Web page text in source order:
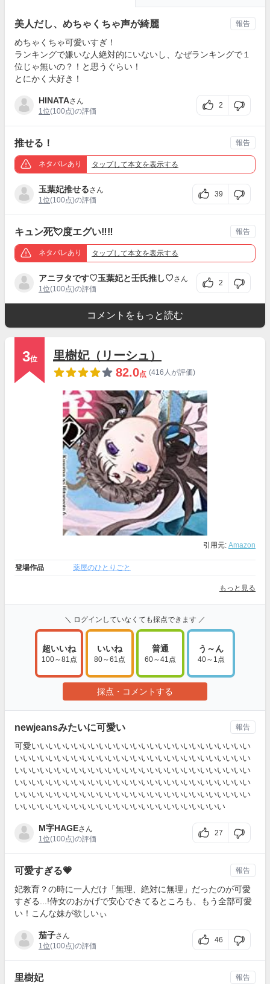
美人だし、めちゃくちゃ声が綺麗
めちゃくちゃ可愛いすぎ！
ランキングで嫌いな人絶対的にいないし、なぜランキングで１
位じゃ無いの？！と思うぐらい！
とにかく大好き！
HINATAさん
1位(100点)の評価
2
報告
推せる！
ネタバレあり タップして本文を表示する
玉葉妃推せるさん
1位(100点)の評価
39
報告
キュン死💘度エグい‼︎‼︎
ネタバレあり タップして本文を表示する
アニヲタです♡玉葉妃と壬氏推し♡さん
1位(100点)の評価
2
報告
コメントをもっと読む
3位
里樹妃（リーシュ）
82.0点 (416人が評価)
引用元: Amazon
登場作品 薬屋のひとりごと
もっと見る
＼ ログインしていなくても採点できます ／
超いいね
100～81点
いいね
80～61点
普通
60～41点
う～ん
40～1点
採点・コメントする
newjeansみたいに可愛い
可愛いいいいいいいいいいいいいいいいいいいいいいいいいい
いいいいいいいいいいいいいいいいいいいいいいいいいいいい
いいいいいいいいいいいいいいいいいいいいいいいいいいいい
いいいいいいいいいいいいいいいいいいいいいいいいいいいい
いいいいいいいいいいいいいいいいいいいいいいいいいいいい
いいいいいいいいいいいいいいいいいいいいいいいいい
M字HAGEさん
1位(100点)の評価
27
報告
可愛すぎる💗
妃教育？の時に一人だけ「無理、絶対に無理」だったのが可愛
すぎる...!侍女のおかげで安心できてるところも、もう全部可愛
い！こんな妹が欲しいぃ
茄子さん
1位(100点)の評価
46
報告
里樹妃 報告